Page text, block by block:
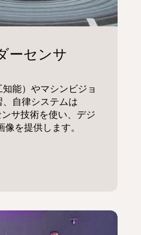
能）やマシンビジョ
、自律システムは
ンサ技術を使い、デジ
像を提供します。